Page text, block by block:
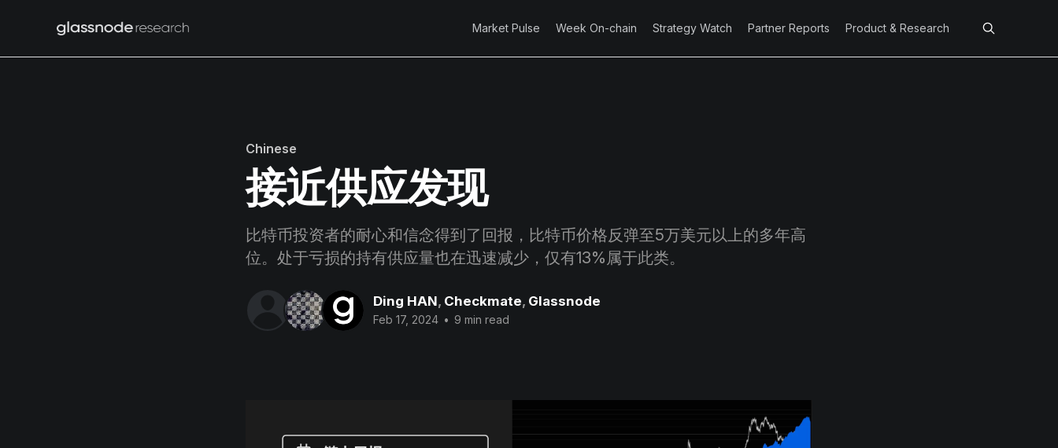
Market Pulse Week On-chain Strategy Watch Partner Reports Product & Research
Chinese
接近供应发现
比特币投资者的耐心和信念得到了回报，比特币价格反弹至5万美元以上的多年高
位。处于亏损的持有供应量也在迅速减少，仅有13%属于此类。
Ding HAN, Checkmate, Glassnode
Feb 17, 2024 • 9 min read